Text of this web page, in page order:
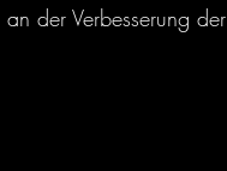
der Verbesserung der